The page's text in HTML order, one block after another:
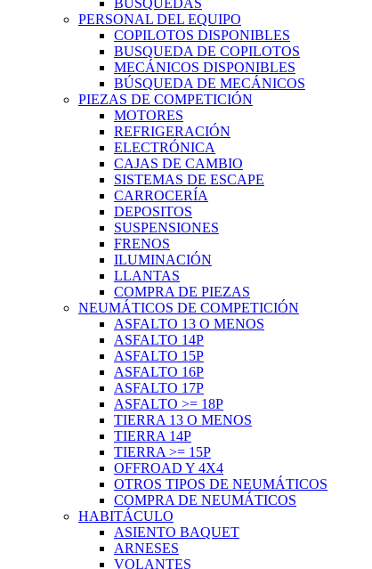
BÚSQUEDAS
PERSONAL DEL EQUIPO
COPILOTOS DISPONIBLES
BUSQUEDA DE COPILOTOS
MECÁNICOS DISPONIBLES
BÚSQUEDA DE MECÁNICOS
PIEZAS DE COMPETICIÓN
MOTORES
REFRIGERACIÓN
ELECTRÓNICA
CAJAS DE CAMBIO
SISTEMAS DE ESCAPE
CARROCERÍA
DEPOSITOS
SUSPENSIONES
FRENOS
ILUMINACIÓN
LLANTAS
COMPRA DE PIEZAS
NEUMÁTICOS DE COMPETICIÓN
ASFALTO 13 O MENOS
ASFALTO 14P
ASFALTO 15P
ASFALTO 16P
ASFALTO 17P
ASFALTO >= 18P
TIERRA 13 O MENOS
TIERRA 14P
TIERRA >= 15P
OFFROAD Y 4X4
OTROS TIPOS DE NEUMÁTICOS
COMPRA DE NEUMÁTICOS
HABITÁCULO
ASIENTO BAQUET
ARNESES
VOLANTES